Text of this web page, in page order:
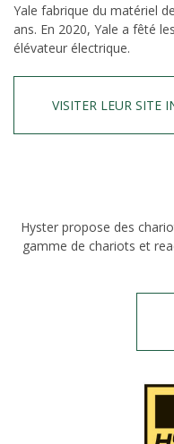
Yale fabrique du matériel
ans. En 2020, Yale a fêté
élévateur électrique.
VISITER LEUR SITE
Hyster propose des
gamme de chariots et